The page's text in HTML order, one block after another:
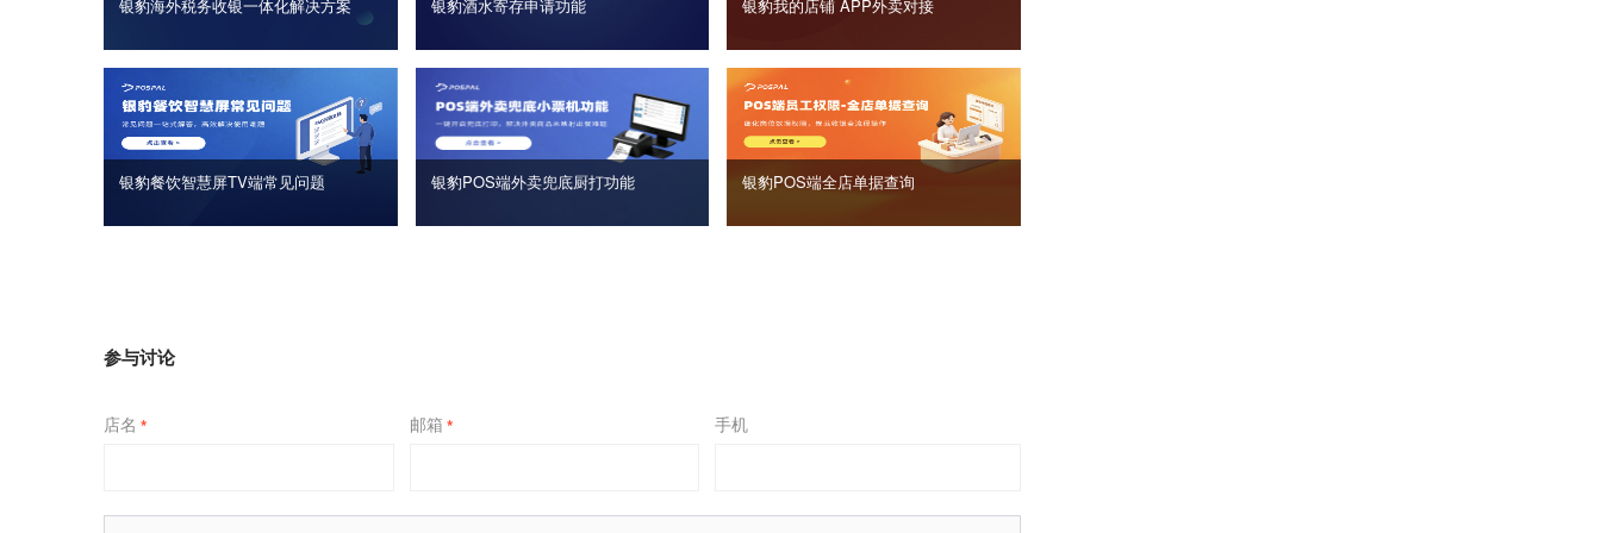
银豹海外税务收银一体化解决方案 银豹酒水寄存申请功能 银豹我的店铺 APP外卖对接
银豹餐饮智慧屏TV端常见问题 银豹POS端外卖兜底厨打功能 银豹POS端全店单据查询
参与讨论
店名 * 邮箱 * 手机